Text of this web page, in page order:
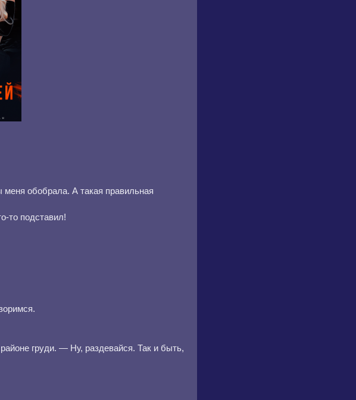
обобрала. А такая правильная
то подставил!
груди. — Ну, раздевайся. Так и быть,